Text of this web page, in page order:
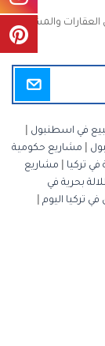
العقارات والمشاريع
في اسطنبول
مشاريع حكومية
في تركيا
مشاريع
بحرية في
تركيا اليوم